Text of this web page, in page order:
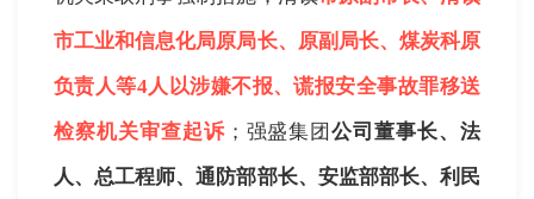
市工业和信息化局原局长、原副局长、煤炭科原
负责人等4人以涉嫌不报、谎报安全事故罪移送
检察机关审查起诉；强盛集团公司董事长、法
人、总工程师、通防部部长、安监部部长、利民